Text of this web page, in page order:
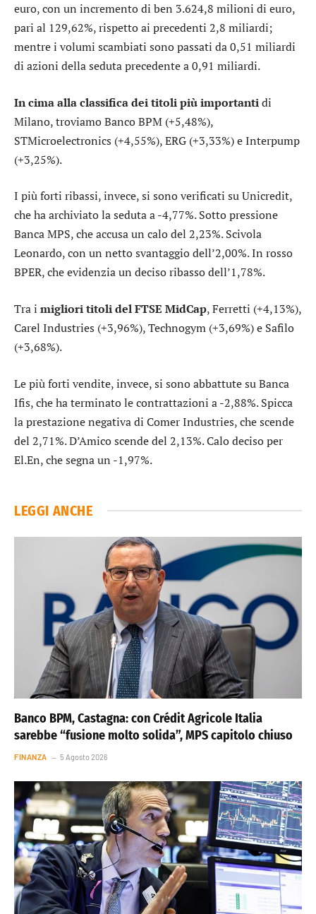
euro, con un incremento di ben 3.624,8 milioni di euro,
pari al 129,62%, rispetto ai precedenti 2,8 miliardi;
mentre i volumi scambiati sono passati da 0,51 miliardi
di azioni della seduta precedente a 0,91 miliardi.
In cima alla classifica dei titoli più importantidi
Milano, troviamoBanco BPM (+5,48%),
STMicroelectronics (+4,55%),ERG (+3,33%) eInterpump
(+3,25%).
I più forti ribassi, invece, si sono verificati suUnicredit,
che ha archiviato la seduta a -4,77%. Sotto pressione
Banca MPS, che accusa un calo del 2,23%. Scivola
Leonardo, con un netto svantaggio dell’2,00%. In rosso
BPER, che evidenzia un deciso ribasso dell’1,78%.
Tra i migliori titoli del FTSE MidCap,Ferretti (+4,13%),
Carel Industries (+3,96%),Technogym (+3,69%) e Safilo
(+3,68%).
Le più forti vendite, invece, si sono abbattute suBanca
Ifis, che ha terminato le contrattazioni a -2,88%. Spicca
la prestazione negativa di Comer Industries, che scende
del 2,71%.D’Amicoscende del 2,13%. Calo deciso per
El.En, che segna un -1,97%.
LEGGI ANCHE
Banco BPM, Castagna: con Crédit Agricole Italia
sarebbe “fusione molto solida”, MPS capitolo chiuso
FINANZA 5 Agosto 2026